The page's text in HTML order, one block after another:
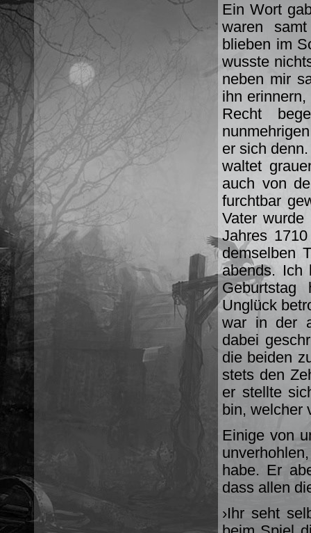
Ein Wort
waren
blieben im
wusste
neben mir
ihn
Recht
er sich
waltet
auch von
furchtbar
Vater
Jahres
demselben
abends. Ich
Geburtstag
Unglück
war in der
dabei
die beiden
stets den
er stellte
bin, welcher
Einige von
habe. Er
dass allen
›Ihr seht